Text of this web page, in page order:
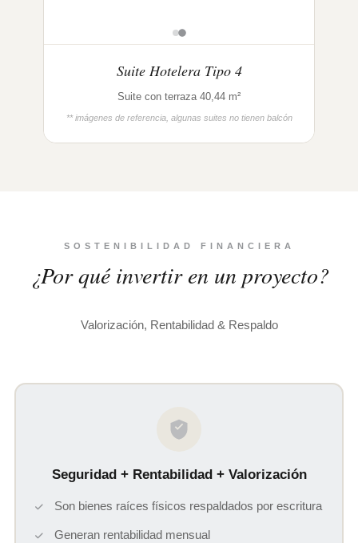
Suite Hotelera Tipo 4
Suite con terraza 40,44 m²
** imágenes de referencia, algunas suites no tienen balcón
SOSTENIBILIDAD FINANCIERA
¿Por qué invertir en un proyecto?
Valorización, Rentabilidad & Respaldo
Seguridad + Rentabilidad + Valorización
Son bienes raíces físicos respaldados por escritura
Generan rentabilidad mensual